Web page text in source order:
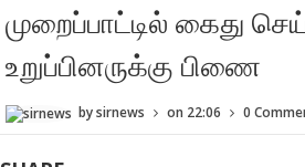
முறைப்பாட்டில் கைது
உறுப்பினருக்கு பிணை
bysirnews on 22:06 0